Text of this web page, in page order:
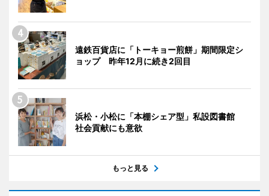
遠鉄百貨店に「トーキョー煎餅」期間限定シ
ョップ 昨年12月に続き2回目
浜松・小松に「本棚シェア型」私設図書館
社会貢献にも意欲
もっと見る